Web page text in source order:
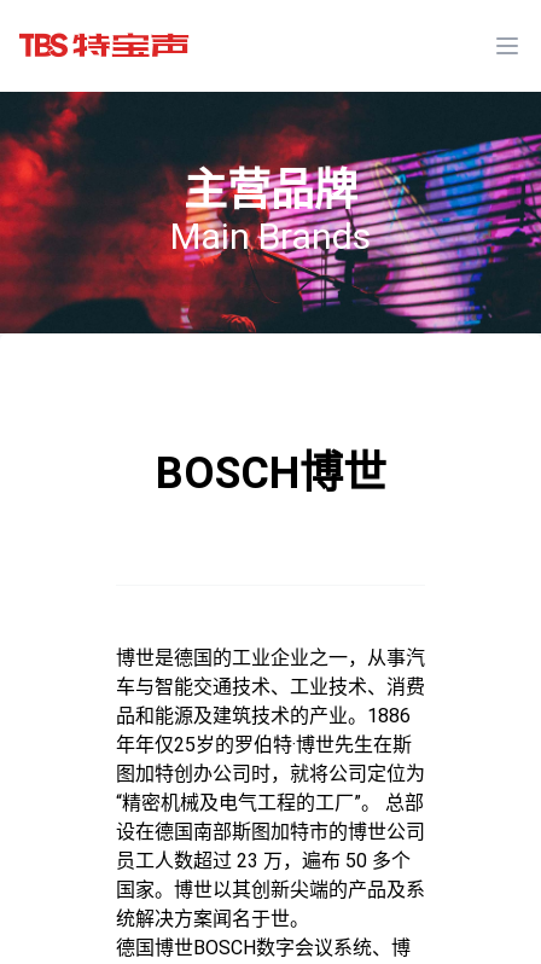
主营品牌
Main Brands
BOSCH博世
博世是德国的工业企业之一，从事汽
车与智能交通技术、工业技术、消费
品和能源及建筑技术的产业。1886
年年仅25岁的罗伯特·博世先生在斯
图加特创办公司时，就将公司定位为
“精密机械及电气工程的工厂”。 总部
设在德国南部斯图加特市的博世公司
员工人数超过 23 万，遍布 50 多个
国家。博世以其创新尖端的产品及系
统解决方案闻名于世。
德国博世BOSCH数字会议系统、博